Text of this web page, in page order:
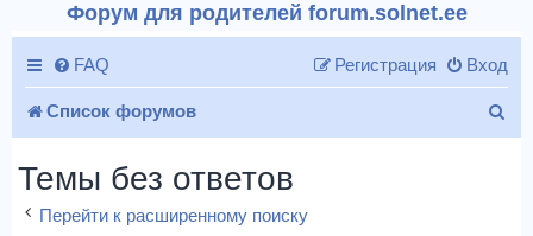
Форум для родителей forum.solnet.ee
FAQ Вход
Регистрация
Список форумов
Темы без ответов
Перейти к расширенному поиску